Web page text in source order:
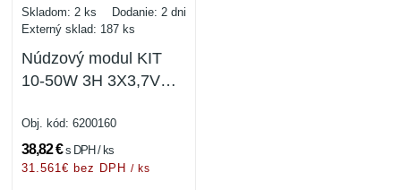
Skladom: 2 ks
Dodanie: 2 dni
Externý sklad: 187 ks
Núdzový modul KIT
10-50W 3H 3X3,7V
Obj. kód: 6200160
38,82 €s DPH / ks
31.561€ bez DPH / ks